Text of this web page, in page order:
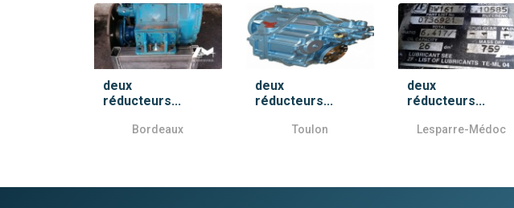
deux
réducteurs...
Bordeaux
deux
réducteurs...
Toulon
deux
réducteurs...
Lesparre-Médoc